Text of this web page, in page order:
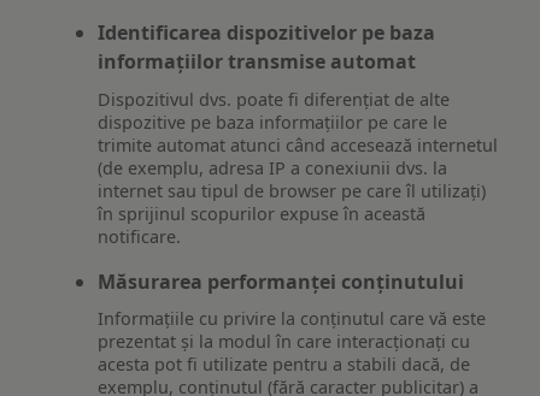
Identificarea dispozitivelor pe baza
informațiilor transmise automat
Dispozitivul dvs. poate fi diferențiat de alte
dispozitive pe baza informațiilor pe care le
trimite automat atunci când accesează internetul
(de exemplu, adresa IP a conexiunii dvs. la
internet sau tipul de browser pe care îl utilizați)
în sprijinul scopurilor expuse în această
notificare.
Măsurarea performanței conținutului
Informațiile cu privire la conținutul care vă este
prezentat și la modul în care interacționați cu
acesta pot fi utilizate pentru a stabili dacă, de
exemplu, conținutul (fără caracter publicitar) a